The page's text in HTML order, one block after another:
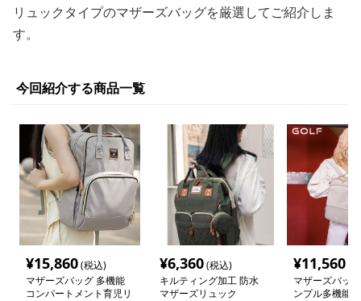
リュックタイプのマザーズバッグを厳選してご紹介しま
す。
今回紹介する商品一覧
¥15,860(税込)
マザーズバッグ 多機能
コンパートメント育児リ
¥6,360(税込)
キルティング加工 防水
マザーズリュック
¥11,560
マザーズバッ
ンプル多機能